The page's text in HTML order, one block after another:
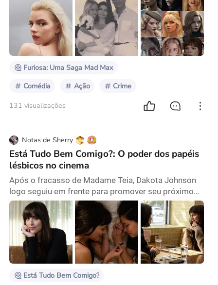
experiência em um cinema de Londres foi assistir a
Harry Potter e a Câmara Secreta. Embora ela não
falasse inglês na época, isso não prejudicou sua
experiência cinematográfica. Quando o basilisco
apareceu, sua mãe se preocupou que ela ficasse com
Furiosa: Uma Saga Mad Max
Comédia Ação Crime
131 visualizações
Notas de Sherry
Está Tudo Bem Comigo?: O poder dos papéis
lésbicos no cinema
Após o fracasso de Madame Teia, Dakota Johnson
logo seguiu em frente para promover seu próximo
filme. Ela fez a coisa certa. Se Madame Teia foi um
desastre de bilheteria, Está Tudo Bem Comigo? é a
equipe de resgate que a salva das ruínas. Aos meus
olhos, Johnson é uma mulher muito gentil. Ela exala
um tipo de sensualidade não convencional com seu
comportamento inocente, frágil e honesto. Sob um ex
Está Tudo Bem Comigo?